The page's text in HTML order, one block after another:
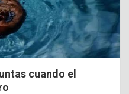
cuando el